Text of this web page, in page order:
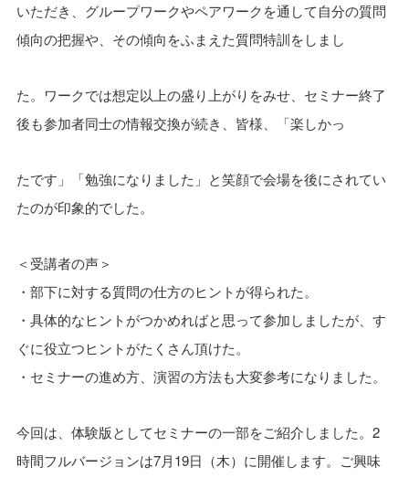
いただき、グループワークやペアワークを通して自分の質問
傾向の把握や、その傾向をふまえた質問特訓をしまし
た。ワークでは想定以上の盛り上がりをみせ、セミナー終了
後も参加者同士の情報交換が続き、皆様、「楽しかっ
たです」「勉強になりました」と笑顔で会場を後にされてい
たのが印象的でした。
＜受講者の声＞
・部下に対する質問の仕方のヒントが得られた。
・具体的なヒントがつかめればと思って参加しましたが、す
ぐに役立つヒントがたくさん頂けた。
・セミナーの進め方、演習の方法も大変参考になりました。
今回は、体験版としてセミナーの一部をご紹介しました。2
時間フルバージョンは7月19日（木）に開催します。ご興味